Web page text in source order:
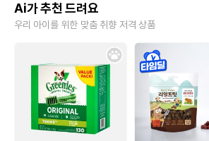
Ai가 추천 드려요
우리 아이를 위한 맞춤 취향 저격 상품